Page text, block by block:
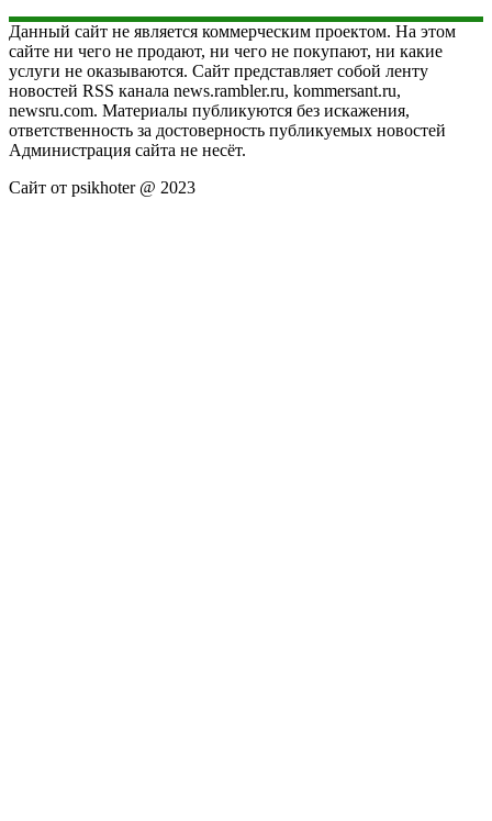
Данный сайт не является коммерческим проектом. На этом
сайте ни чего не продают, ни чего не покупают, ни какие
услуги не оказываются. Сайт представляет собой ленту
новостей RSS канала news.rambler.ru, kommersant.ru,
newsru.com. Материалы публикуются без искажения,
ответственность за достоверность публикуемых новостей
Администрация сайта не несёт.
Сайт от psikhoter @ 2023